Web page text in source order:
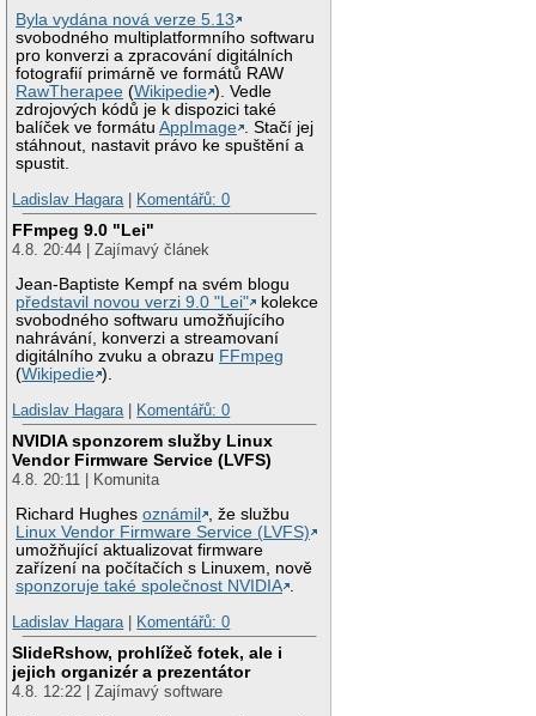
Byla vydána nová verze 5.13
svobodného multiplatformního softwaru
pro konverzi a zpracování digitálních
fotografií primárně ve formátů RAW
RawTherapee (Wikipedie ). Vedle
zdrojových kódů je k dispozici také
balíček ve formátuAppImage . Stačí jej
stáhnout, nastavit právo ke spuštění a
spustit.
Ladislav Hagara
Komentářů: 0
FFmpeg 9.0 "Lei"
4.8. 20:44 | Zajímavý článek
Jean-Baptiste Kempf na svém blogu
představil novou verzi 9.0 "Lei"
kolekce
svobodného softwaru umožňujícího
nahrávání, konverzi a streamovaní
digitálního zvuku a obrazu FFmpeg
(Wikipedie ).
Ladislav Hagara
Komentářů: 0
NVIDIA sponzorem služby Linux
Vendor Firmware Service (LVFS)
4.8. 20:11 | Komunita
Richard Hughesoznámil
, že službu
Linux Vendor Firmware Service (LVFS)
umožňující aktualizovat firmware
zařízení na počítačích s Linuxem, nově
sponzoruje také společnost NVIDIA .
Ladislav Hagara | Komentářů: 0
SlideRshow, prohlížeč fotek, ale i
jejich organizér a prezentátor
4.8. 12:22 | Zajímavý software